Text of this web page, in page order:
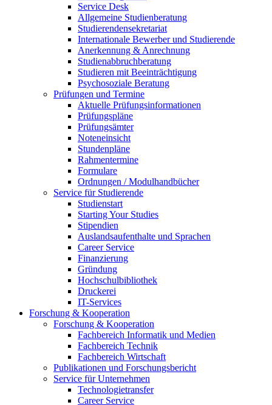
Service Desk
Allgemeine Studienberatung
Studierendensekretariat
Internationale Bewerber und Studierende
Anerkennung & Anrechnung
Studienabbruchberatung
Studieren mit Beeinträchtigung
Psychosoziale Beratung
Prüfungen und Termine
Aktuelle Prüfungsinformationen
Prüfungspläne
Prüfungsämter
Noteneinsicht
Stundenpläne
Rahmentermine
Formulare
Ordnungen / Modulhandbücher
Service für Studierende
Studienstart
Starting Your Studies
Stipendien
Auslandsaufenthalte und Sprachen
Career Service
Finanzierung
Gründung
Hochschulbibliothek
Druckerei
IT-Services
Forschung & Kooperation
Forschung & Kooperation
Fachbereich Informatik und Medien
Fachbereich Technik
Fachbereich Wirtschaft
Publikationen und Forschungsbericht
Service für Unternehmen
Technologietransfer
Career Service